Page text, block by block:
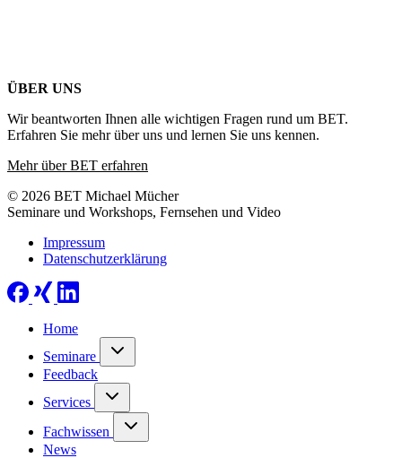
ÜBER UNS
Wir beantworten Ihnen alle wichtigen Fragen rund um BET.
Erfahren Sie mehr über uns und lernen Sie uns kennen.
Mehr über BET erfahren
© 2026 BET Michael Mücher
Seminare und Workshops, Fernsehen und Video
Impressum
Datenschutzerklärung
Home
Seminare
Feedback
Services
Fachwissen
News